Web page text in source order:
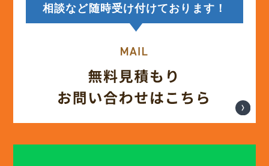
相談など随時受け付けております！